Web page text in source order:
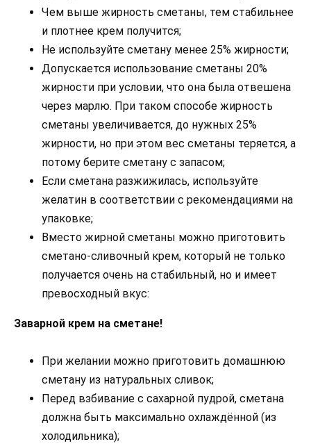
Чем выше жирность сметаны, тем стабильнее
и плотнее крем получится;
Не используйте сметану менее 25% жирности;
Допускается использование сметаны 20%
жирности при условии, что она была отвешена
через марлю. При таком способе жирность
сметаны увеличивается, до нужных 25%
жирности, но при этом вес сметаны теряется, а
потому берите сметану с запасом;
Если сметана разжижилась, используйте
желатин в соответствии с рекомендациями на
упаковке;
Вместо жирной сметаны можно приготовить
сметано-сливочный крем, который не только
получается очень на стабильный, но и имеет
превосходный вкус:
Заварной крем на сметане!
При желании можно приготовить домашнюю
сметану из натуральных сливок;
Перед взбивание с сахарной пудрой, сметана
должна быть максимально охлаждённой (из
холодильника);